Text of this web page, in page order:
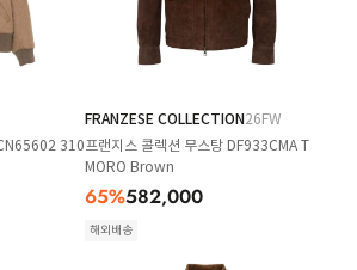
310
FRANZESE COLLECTION26FW
프랜지스 콜렉션 무스탕 DF933CMA T
MORO Brown
65%582,000
해외배송